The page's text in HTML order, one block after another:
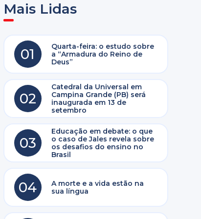
Mais Lidas
01
Quarta-feira: o estudo sobre
a “Armadura do Reino de
Deus”
02
Catedral da Universal em
Campina Grande (PB) será
inaugurada em 13 de
setembro
03
Educação em debate: o que
o caso de Jales revela sobre
os desafios do ensino no
Brasil
04
A morte e a vida estão na
sua língua